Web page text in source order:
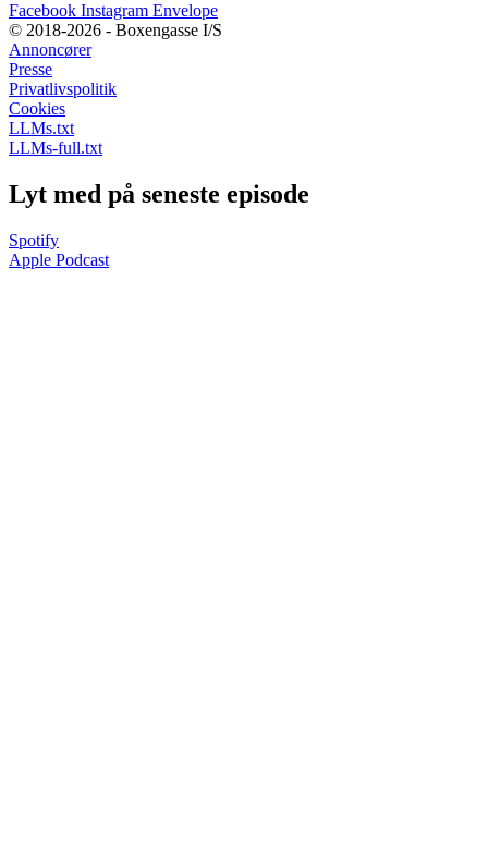
Facebook Instagram Envelope
© 2018-2026 - Boxengasse I/S
Annoncører
Presse
Privatlivspolitik
Cookies
LLMs.txt
LLMs-full.txt
Lyt med på seneste episode
Spotify
Apple Podcast